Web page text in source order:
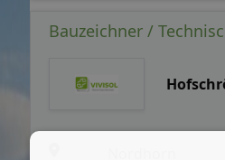
Bauzeichner /